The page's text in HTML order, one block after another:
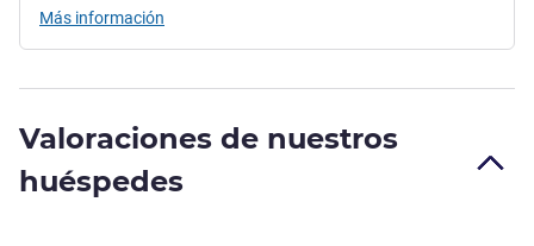
Más información
Valoraciones de nuestros
huéspedes